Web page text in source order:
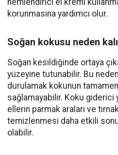
nemlendirici el kremi
korunmasına yardımcı olur.
Soğan kokusu neden
Soğan kesildiğinde ortaya
yüzeyine tutunabilir. Bu
durulamak kokunun tamamen
sağlamayabilir. Koku giderici
ellerin parmak araları ve
temizlenmesi daha etkili
olabilir.